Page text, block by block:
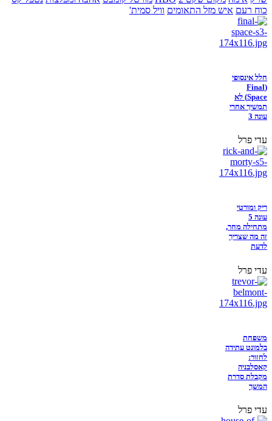
כוח רעם איש מזל התאומים וויל סמית'
חלל אינסופי
(Final
Space) לא
תמשיך אחרי
עונה 3
עדי פרל
ריק ומורטי
עונה 5
מתחילה מחר,
זה מה שצריך
לדעת
עדי פרל
משפחת
בלמונט עתידה
לחזור:
קאסלבניה
מקבלת סדרת
המשך
עדי פרל